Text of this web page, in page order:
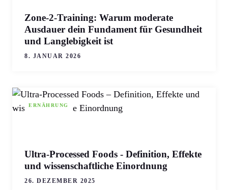
Zone-2-Training: Warum moderate
Ausdauer dein Fundament für Gesundheit
und Langlebigkeit ist
8. JANUAR 2026
ERNÄHRUNG
Ultra-Processed Foods - Definition, Effekte
und wissenschaftliche Einordnung
26. DEZEMBER 2025